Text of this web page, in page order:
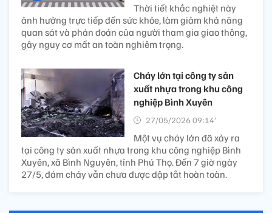
Thời tiết khắc nghiệt này
ảnh hưởng trực tiếp đến sức khỏe, làm giảm khả năng
quan sát và phán đoán của người tham gia giao thông,
gây nguy cơ mất an toàn nghiêm trọng.
Cháy lớn tại công ty sản
xuất nhựa trong khu công
nghiệp Bình Xuyên
27/05/2026 09:14’
Một vụ cháy lớn đã xảy ra
tại công ty sản xuất nhựa trong khu công nghiệp Bình
Xuyên, xã Bình Nguyên, tỉnh Phú Thọ. Đến 7 giờ ngày
27/5, đám cháy vẫn chưa được dập tắt hoàn toàn.